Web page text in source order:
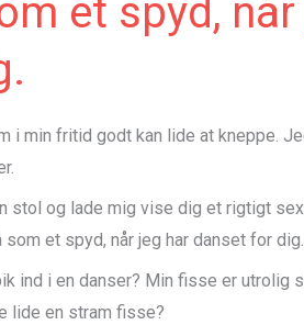
et spyd, når
i min fritid godt kan lide at kneppe.
stol og lade mig vise dig et rigtigt
et spyd, når jeg har danset for dig.
ind i en danser? Min fisse er utrolig
lide en stram fisse?